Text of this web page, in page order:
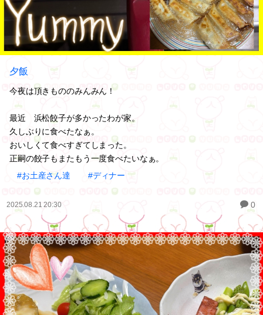
夕飯
今夜は頂きもののみんみん！
最近 浜松餃子が多かったわが家。
久しぶりに食べたなぁ。
おいしくて食べすぎてしまった。
正嗣の餃子もまたもう一度食べたいなぁ。
#お土産さん達
#ディナー
2025.08.21 20:30 0